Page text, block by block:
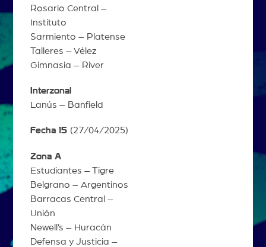
Rosario Central –
Instituto
Sarmiento – Platense
Talleres – Vélez
Gimnasia – River
Interzonal
Lanús – Banfield
Fecha 15 (27/04/2025)
Zona A
Estudiantes – Tigre
Belgrano – Argentinos
Barracas Central –
Unión
Newell’s – Huracán
Defensa y Justicia –